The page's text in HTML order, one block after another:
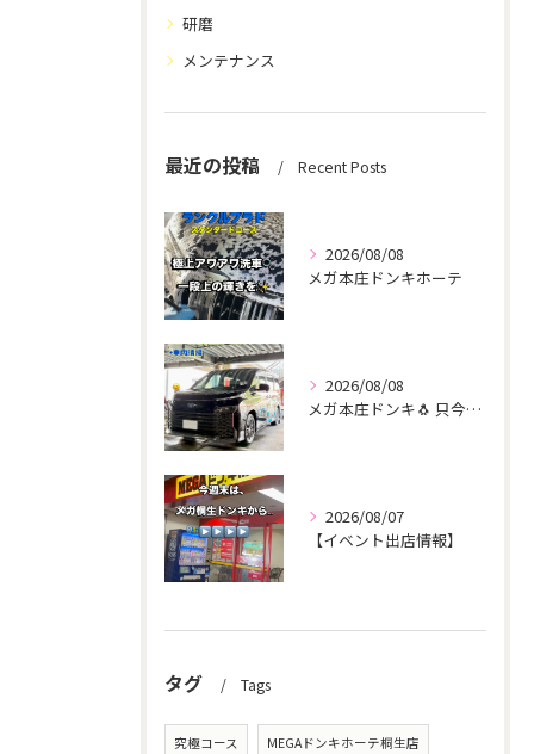
研磨
メンテナンス
最近の投稿 Recent Posts
2026/08/08
メガ本庄ドンキホーテ
2026/08/08
メガ本庄ドンキ🐧 只今イベント出店中🎶 ヴォクシー ご新規様...
2026/08/07
【イベント出店情報】
タグ Tags
究極コース MEGAドンキホーテ桐生店